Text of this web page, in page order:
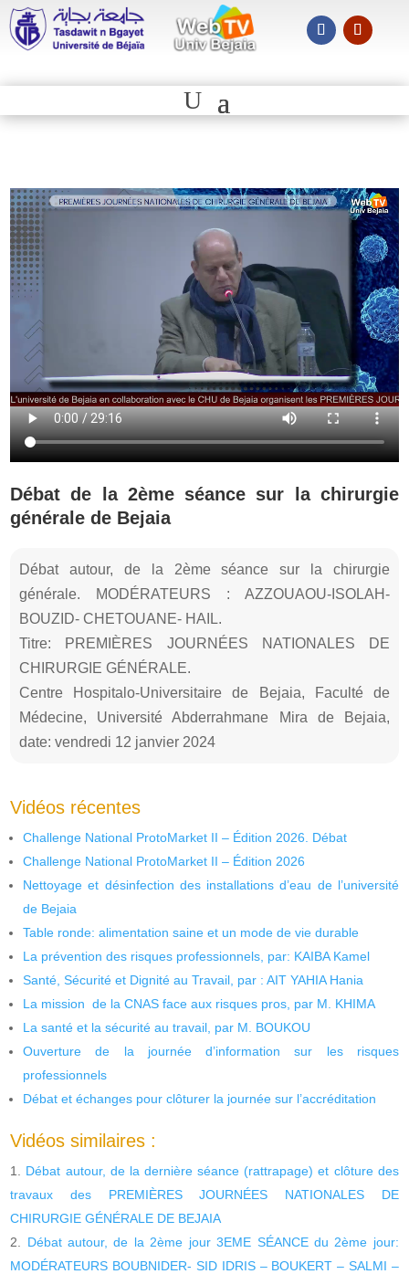
Débat de la 2ème séance sur la chirurgie
générale de Bejaia
Débat autour, de la 2ème séance sur la chirurgie
générale. MODÉRATEURS : AZZOUAOU-ISOLAH-
BOUZID- CHETOUANE- HAIL.
Titre: PREMIÈRES JOURNÉES NATIONALES DE
CHIRURGIE GÉNÉRALE.
Centre Hospitalo-Universitaire de Bejaia, Faculté de
Médecine, Université Abderrahmane Mira de Bejaia,
date: vendredi 12 janvier 2024
Vidéos récentes
Challenge National ProtoMarket II – Édition 2026. Débat
Challenge National ProtoMarket II – Édition 2026
Nettoyage et désinfection des installations d’eau de l’université
de Bejaia
Table ronde: alimentation saine et un mode de vie durable
La prévention des risques professionnels, par: KAIBA Kamel
Santé, Sécurité et Dignité au Travail, par : AIT YAHIA Hania
La mission de la CNAS face aux risques pros, par M. KHIMA
La santé et la sécurité au travail, par M. BOUKOU
Ouverture de la journée d’information sur les risques
professionnels
Débat et échanges pour clôturer la journée sur l’accréditation
Vidéos similaires :
Débat autour, de la dernière séance (rattrapage) et clôture des
travaux des PREMIÈRES JOURNÉES NATIONALES DE
CHIRURGIE GÉNÉRALE DE BEJAIA
Débat autour, de la 2ème jour 3EME SÉANCE du 2ème jour:
MODÉRATEURS BOUBNIDER- SID IDRIS – BOUKERT – SALMI –